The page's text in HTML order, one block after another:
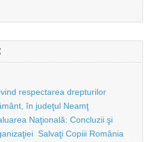
respectarea drepturilor
în judeţul Neamţ
Naţională: Concluzii şi
Salvaţi Copiii România